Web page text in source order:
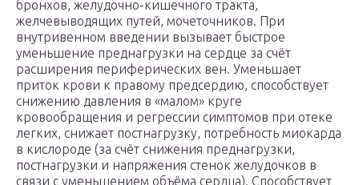
бронхов, желудочно-кишечного тракта,
желчевыводящих путей, мочеточников. При
внутривенном введении вызывает быстрое
уменьшение преднагрузки на сердце за счёт
расширения периферических вен. Уменьшает
приток крови к правому предсердию, способствует
снижению давления в «малом» круге
кровообращения и регрессии симптомов при отеке
легких, снижает постнагрузку, потребность миокарда
в кислороде (за счёт снижения преднагрузки,
постнагрузки и напряжения стенок желудочков в
связи с уменьшением объёма сердца). Способствует